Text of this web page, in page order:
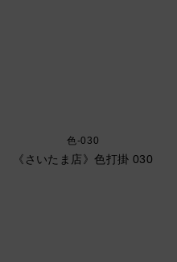
色-030
《さいたま店》色打掛 030